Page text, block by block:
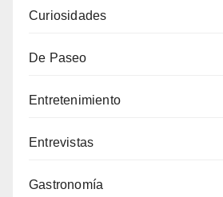
Curiosidades
De Paseo
Entretenimiento
Entrevistas
Gastronomía